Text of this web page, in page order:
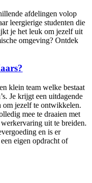
afdelingen volop
leergierige studenten die
je het leuk om jezelf uit
omgeving? Ontdek
klein team welke bestaat
Je krijgt een uitdagende
om jezelf te ontwikkelen.
mee te draaien met
uit te breiden.
en is er
eigen opdracht of